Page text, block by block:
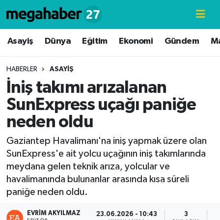
Asayiş Dünya Eğitim Ekonomi Gündem
HABERLER ASAYIŞ
İniş takımı arızalanan
SunExpress uçağı paniğe
neden oldu
Gaziantep Havalimanı'na iniş yapmak üzere olan
SunExpress'e ait yolcu uçağının iniş takımlarında
meydana gelen teknik arıza, yolcular ve
havalimanında bulunanlar arasında kısa süreli
paniğe neden oldu.
EVRIM AKYILMAZ 23.06.2026 - 10:43 3
Hava Durumu
Süper Lig Puan Durumu ve Fikstür
Tüm Manşetler
Son Dakika Haberleri
Haber Arşivi